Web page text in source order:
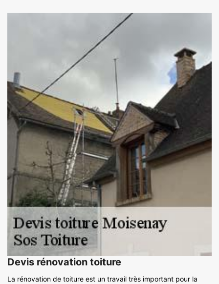
Devis rénovation toiture
La rénovation de toiture est un travail très important pour la